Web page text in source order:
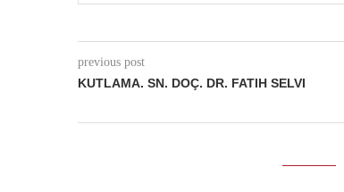
previous post
KUTLAMA. SN. DOÇ. DR. FATIH SELVI